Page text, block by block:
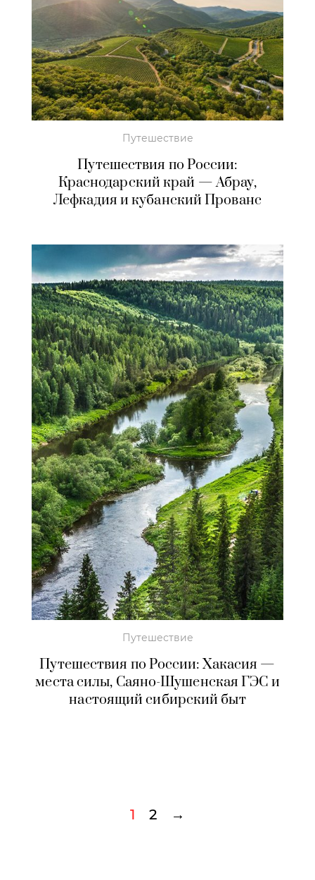
Путешествие
Путешествия по России:
Краснодарский край — Абрау,
Лефкадия и кубанский Прованс
Путешествие
Путешествия по России: Хакасия —
места силы, Саяно-Шушенская ГЭС и
настоящий сибирский быт
1 2 →